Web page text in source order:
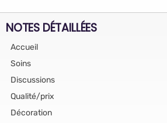
NOTES DÉTAILLÉES
Accueil
Soins
Discussions
Qualité/prix
Décoration